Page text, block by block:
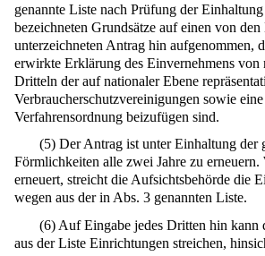
genannte Liste nach Prüfung der
bezeichneten Grundsätze auf einen von
unterzeichneten Antrag hin aufgenommen,
erwirkte Erklärung des Einvernehmens von
Dritteln der auf nationaler Ebene
Verbraucherschutzvereinigungen sowie
Verfahrensordnung beizufügen sind.
(5) Der Antrag ist unter Einhaltung der
Förmlichkeiten alle zwei Jahre zu
erneuert, streicht die Aufsichtsbehörde die
wegen aus der in Abs. 3 genannten Liste.
(6) Auf Eingabe jedes Dritten hin kann
aus der Liste Einrichtungen streichen,